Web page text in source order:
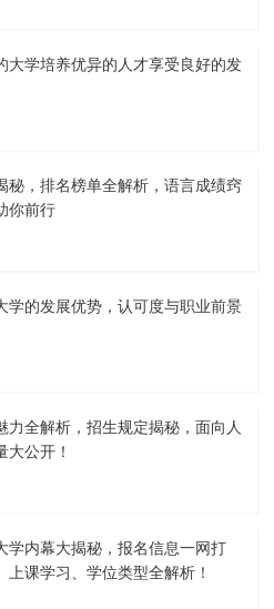
大学培养优异的人才享受良好的发
秘，排名榜单全解析，语言成绩窍
你前行
学的发展优势，认可度与职业前景
力全解析，招生规定揭秘，面向人
大公开！
学内幕大揭秘，报名信息一网打
上课学习、学位类型全解析！